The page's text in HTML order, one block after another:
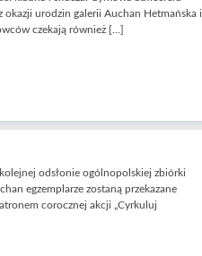
okazji urodzin galerii Auchan Hetmańska i
czekają również […]
odsłonie ogólnopolskiej zbiórki
egzemplarze zostaną przekazane
corocznej akcji „Cyrkuluj